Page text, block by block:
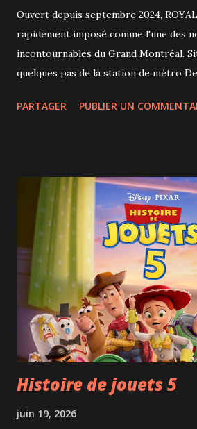
Ouvert depuis septembre 2024,
rapidement imposé comme l'une des
incontournables du Grand Montréal.
quelques pas de la station de métro De
complexe combine magasinage,
quatre premières heures, un
profiter pleinement du site. À
programmation estivale 2026 , auquel
ROYALMOUNT a dévoilé une série
animeront son Parc Urbain tout au
est clair : faire de cet espace vert un
rassemblement pour les Montréalais
les événements à venir, les 28 et 29
sportifs avec Soc...
PARTAGER PUBLIER UN
Histoire de jouets 5
juin 19, 2026